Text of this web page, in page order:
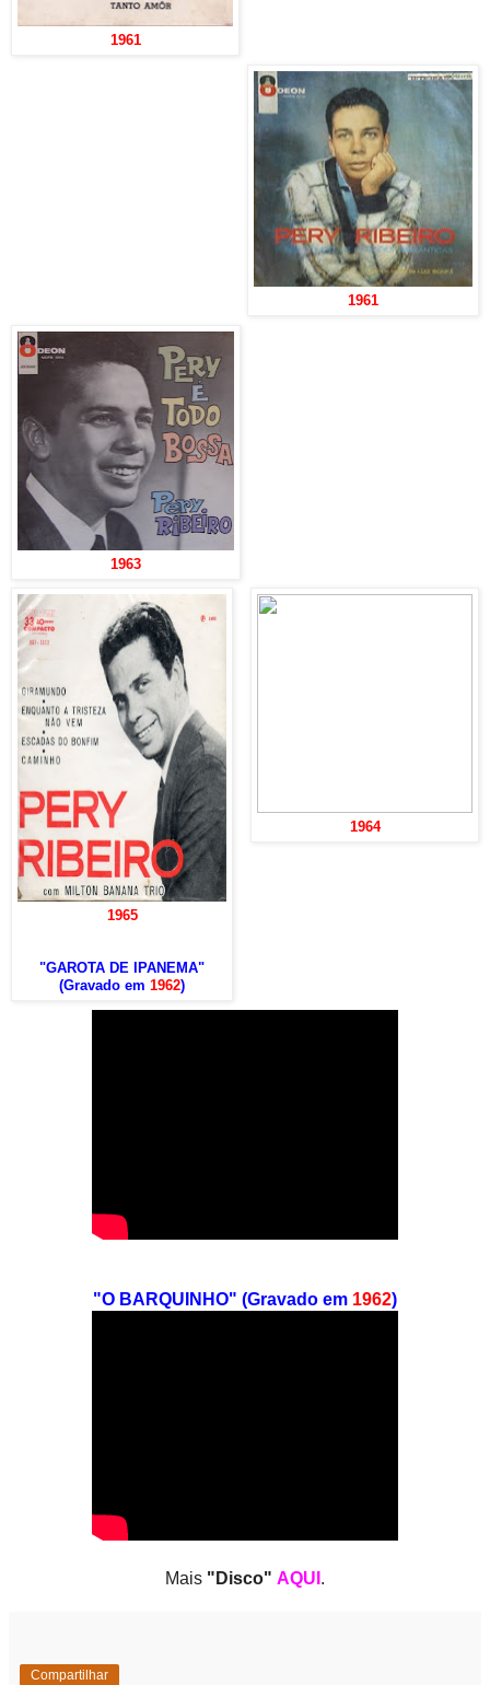
1961
1961
1963
1964
1965
"GAROTA DE IPANEMA"
(Gravado em1962)
"O BARQUINHO" (Gravado em 1962)
Mais "Disco" AQUI .
Compartilhar